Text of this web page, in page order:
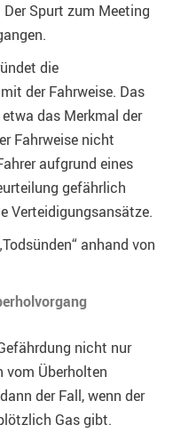
Spurt zum Meeting
die
der Fahrweise. Das
das Merkmal der
Fahrweise nicht
aufgrund eines
gefährlich
Verteidigungsansätze.
anhand von
nicht nur
vom Überholten
der Fall, wenn der
Gas gibt.